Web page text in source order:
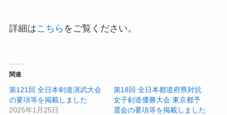
詳細はこちら をご覧ください。
関連
第121回 全日本剣道演武大会
の要項等を掲載しました
2025年1月25日
第18回 全日本都道府県対抗
女子剣道優勝大会 東京都予
選会の要項等を掲載しました